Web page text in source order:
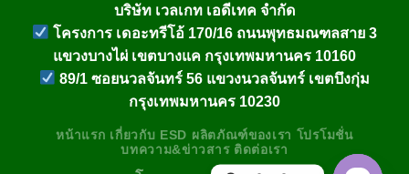
บริษัท เวลเกท เอดีเทค จำกัด
โครงการ เดอะทรีโอ้ 170/16 ถนนพุทธมณฑลสาย 3
แขวงบางไผ่ เขตบางแค กรุงเทพมหานคร 10160
89/1 ซอยนวลจันทร์ 56 แขวงนวลจันทร์ เขตบึงกุ่ม
กรุงเทพมหานคร 10230
หน้าแรก เกี่ยวกับ ESD ผลิตภัณฑ์ของเรา โปรโมชั่น
บทความ&ข่าวสาร ติดต่อเรา